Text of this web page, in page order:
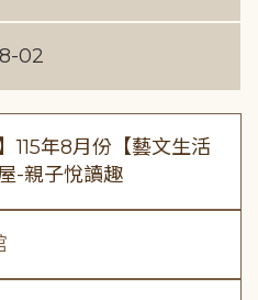
02
115年8月份【藝文生活
-親子悅讀趣